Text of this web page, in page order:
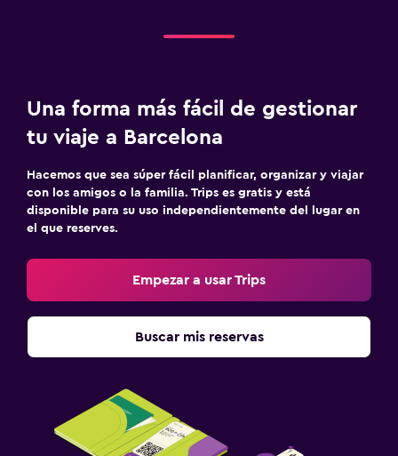
Una forma más fácil de gestionar
tu viaje a Barcelona
Hacemos que sea súper fácil planificar, organizar y viajar
con los amigos o la familia. Trips es gratis y está
disponible para su uso independientemente del lugar en
el que reserves.
Empezar a usar Trips
Buscar mis reservas